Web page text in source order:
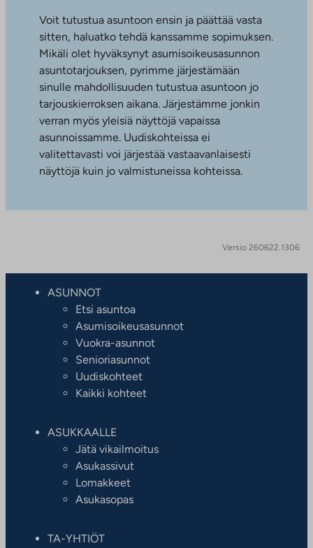
Voit tutustua asuntoon ensin ja päättää vasta
sitten, haluatko tehdä kanssamme sopimuksen.
Mikäli olet hyväksynyt asumisoikeusasunnon
asuntotarjouksen, pyrimme järjestämään
sinulle mahdollisuuden tutustua asuntoon jo
tarjouskierroksen aikana. Järjestämme jonkin
verran myös yleisiä näyttöjä vapaissa
asunnoissamme. Uudiskohteissa ei
valitettavasti voi järjestää vastaavanlaisesti
näyttöjä kuin jo valmistuneissa kohteissa.
Versio 260622.1306
ASUNNOT
Etsi asuntoa
Asumisoikeusasunnot
Vuokra-asunnot
Senioriasunnot
Uudiskohteet
Kaikki kohteet
ASUKKAALLE
Jätä vikailmoitus
Asukassivut
Lomakkeet
Asukasopas
TA-YHTIÖT